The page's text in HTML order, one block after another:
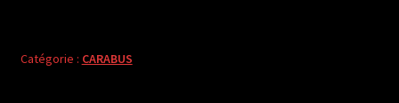
sternbergi
Catégorie : CARABUS